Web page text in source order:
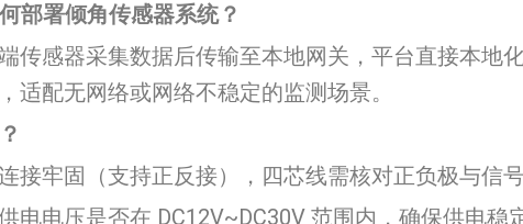
部署倾角传感器系统？
传感器采集数据后传输至本地网关，平台直接本地
适配无网络或网络不稳定的监测场景。
接牢固（支持正反接），四芯线需核对正负极与信
电电压是否在 DC12V~DC30V 范围内，确保供电稳